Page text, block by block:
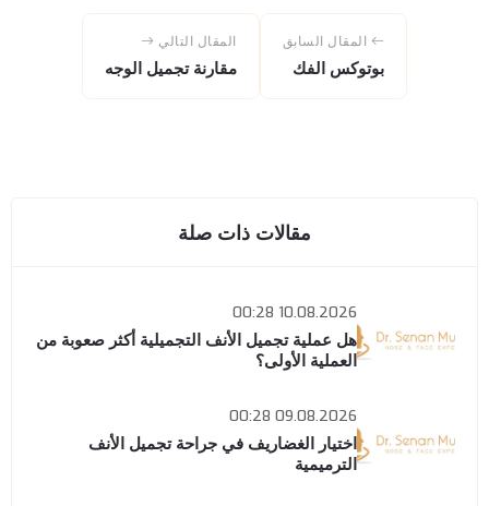
المقال السابق
بوتوكس الفك
المقال التالي
مقارنة تجميل الوجه
مقالات ذات صلة
10.08.2026 00:28
هل عملية تجميل الأنف التجميلية أكثر صعوبة من
العملية الأولى؟
09.08.2026 00:28
اختيار الغضاريف في جراحة تجميل الأنف
الترميمية